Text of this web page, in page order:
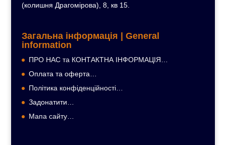
(колишня Драгомірова), 8, кв 15.
Загальна інформація | General
information
ПРО НАС та КОНТАКТНА ІНФОРМАЦІЯ…
Оплата та оферта…
Політика конфіденційності…
Задонатити…
Мапа сайту…